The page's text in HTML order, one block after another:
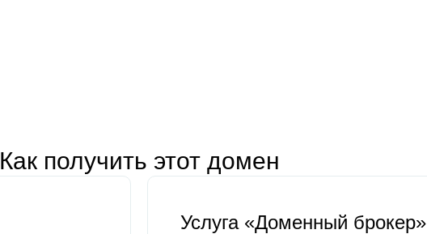
Как получить этот домен
Услуга «Доменный брокер»